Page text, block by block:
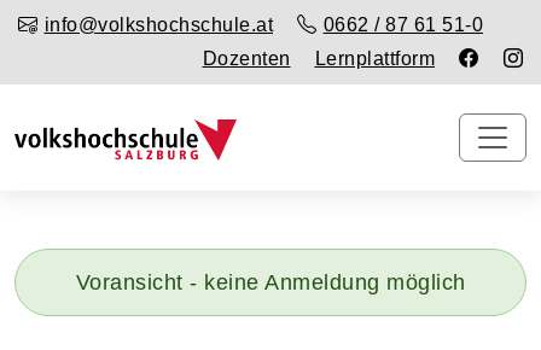
info@volkshochschule.at
0662 / 87 61 51-0
Dozenten
Lernplattform
Voransicht - keine Anmeldung möglich